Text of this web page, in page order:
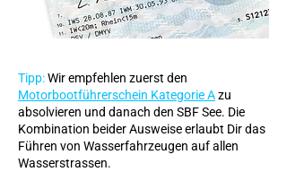
Tipp:Wir empfehlen zuerst den
Motorbootführerschein Kategorie Azu
absolvieren und danach den SBF See. Die
Kombination beider Ausweise erlaubt Dir das
Führen von Wasserfahrzeugen auf allen
Wasserstrassen.